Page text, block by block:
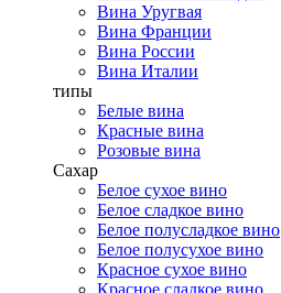
Вина Уругвая
Вина Франции
Вина России
Вина Италии
типы
Белые вина
Красные вина
Розовые вина
Сахар
Белое сухое вино
Белое сладкое вино
Белое полусладкое вино
Белое полусухое вино
Красное сухое вино
Красное сладкое вино